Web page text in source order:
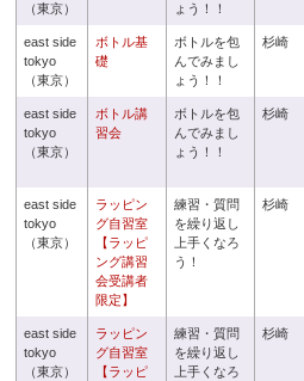
（東京）
ょう！！
east side
tokyo
（東京）
ボトル基
礎
ボトルを包
んでみまし
ょう！！
杉崎
east side
tokyo
（東京）
ボトル講
習会
ボトルを包
んでみまし
ょう！！
杉崎
east side
tokyo
（東京）
ラッピン
グ自習室
【ラッピ
ング講習
会受講者
限定】
練習・質問
を繰り返し
上手くなろ
う！
杉崎
east side
tokyo
（東京）
ラッピン
グ自習室
【ラッピ
練習・質問
を繰り返し
上手くなろ
杉崎